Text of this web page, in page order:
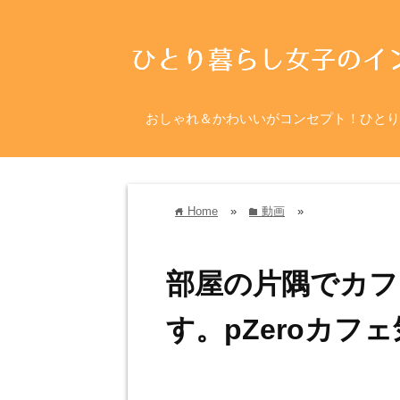
おしゃれ＆かわいいがコンセプト！ひと
home Home » folder 動画 »
部屋の片隅でカ
す。pZeroカフェ